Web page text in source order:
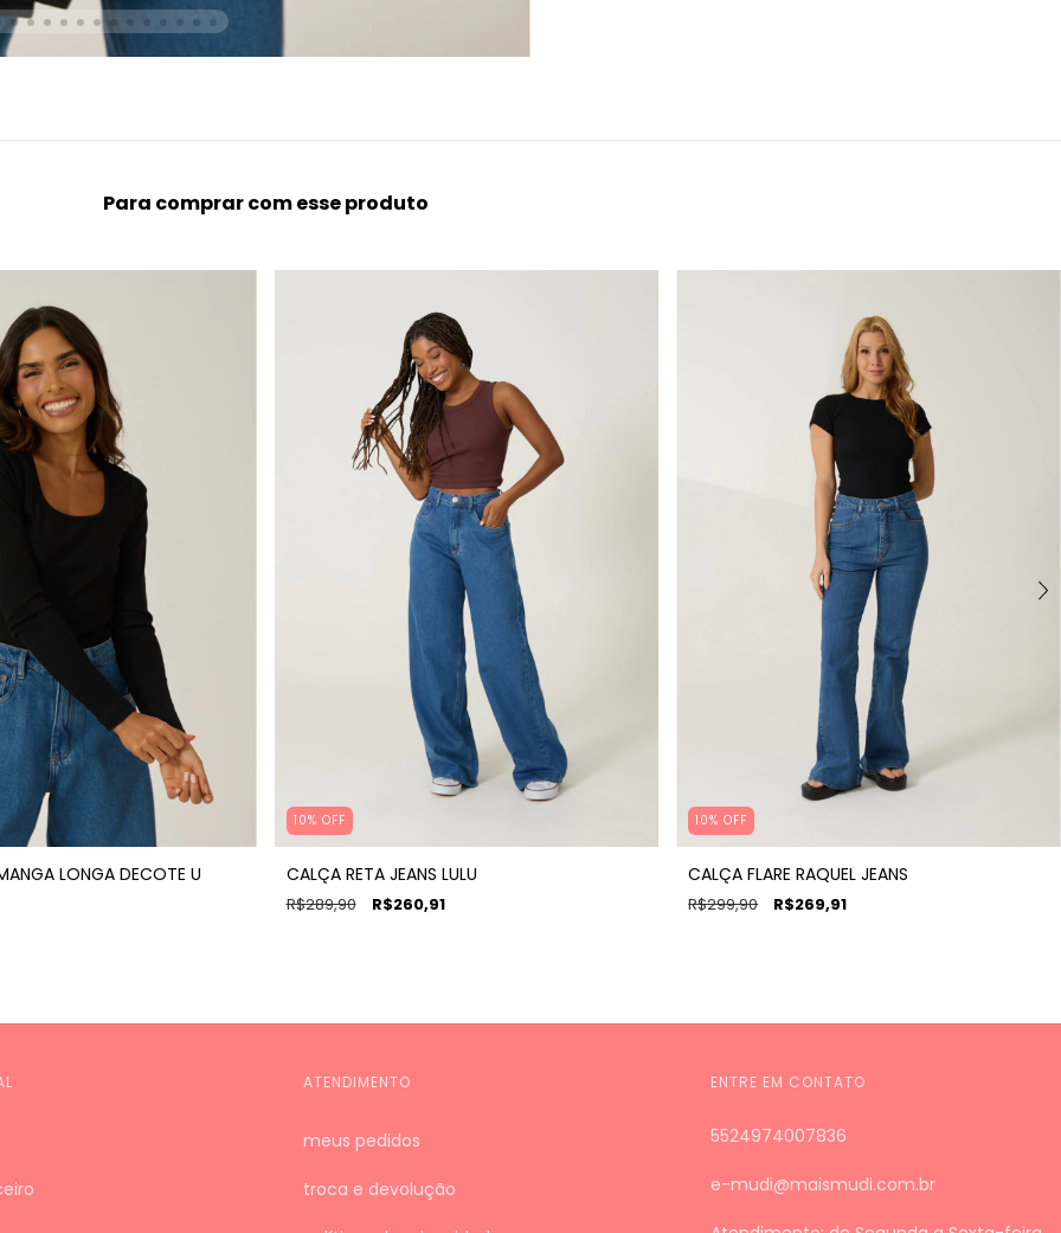
Para comprar com esse produto
LONGA DECOTE U
10% OFF
CALÇA RETA JEANS LULU
R$289,90 R$260,91
10% OFF
CALÇA FLARE RAQUEL JEANS
R$299,90 R$269,91
ATENDIMENTO
meus pedidos
troca e devolução
ENTRE EM CONTATO
5524974007836
e-mudi@maismudi.com.br